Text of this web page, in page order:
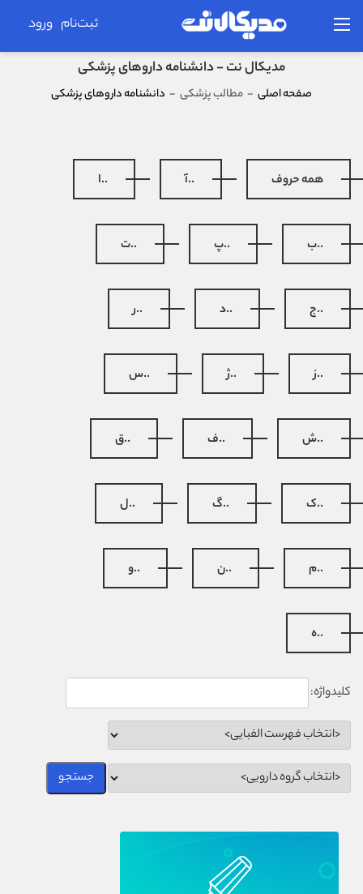
ثبت‌نام ورود
مدیکال نت - دانشنامه داروهای پزشکی
صفحه اصلی - مطالب پزشکی - دانشنامه داروهای پزشکی
همه حروف ..آ ..ا
..ب ..پ ..ت
..ج ..د ..ر
..ز ..ژ ..س
..ش ..ف ..ق
..ک ..گ ..ل
..م ..ن ..و
..ه
کلیدواژه: